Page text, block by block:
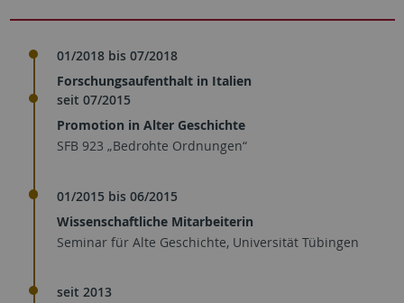
01/2018 bis 07/2018
Forschungsaufenthalt in Italien
seit 07/2015
Promotion in Alter Geschichte
SFB 923 „Bedrohte Ordnungen“
01/2015 bis 06/2015
Wissenschaftliche Mitarbeiterin
Seminar für Alte Geschichte, Universität Tübingen
seit 2013